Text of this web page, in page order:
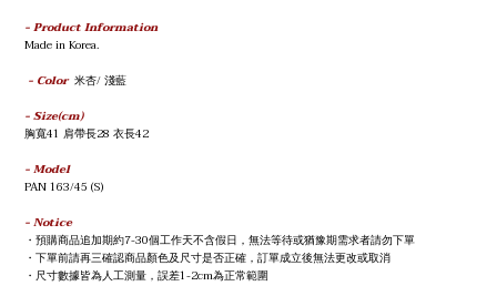
- Product Information
Made in Korea.
- Color 米杏/ 淺藍
- Size(cm)
胸寬41 肩帶長28 衣長42
- Model
PAN163/45 (S)
- Notice
・ 預購商品追加期約7-30個工作天不含假日，無法等待或猶豫期需求者請勿下單
・ 下單前請再三確認商品顏色及尺寸是否正確，訂單成立後無法更改或取消
・ 尺寸數據皆為人工測量，誤差1-2cm為正常範圍